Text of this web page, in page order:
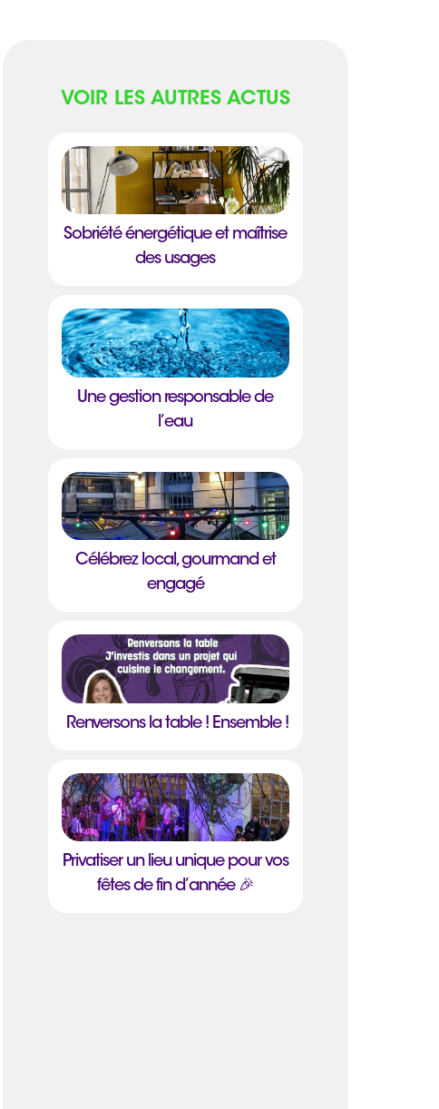
VOIR LES AUTRES ACTUS
Sobriété énergétique et maîtrise
des usages
Une gestion responsable de
l’eau
Célébrez local, gourmand et
engagé
Renversons la table ! Ensemble !
Privatiser un lieu unique pour vos
fêtes de fin d’année 🎉